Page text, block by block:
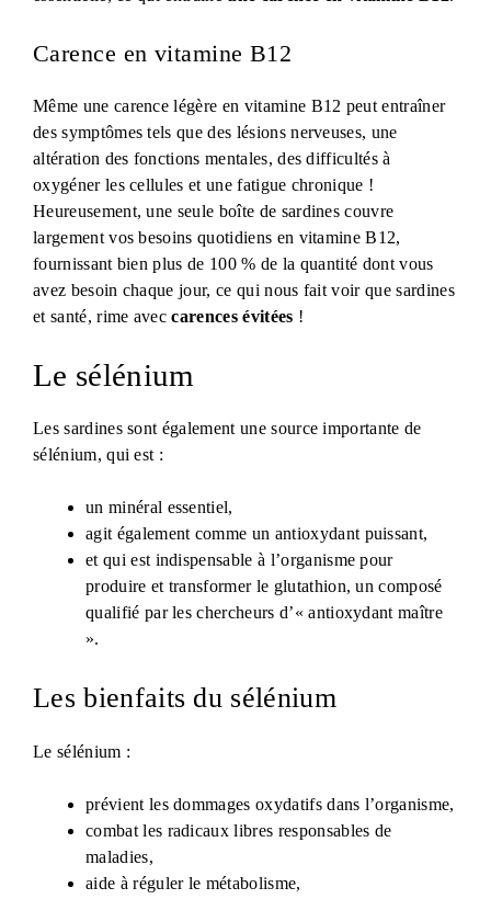
Carence en vitamine B12
Même une carence légère en vitamine B12 peut entraîner
des symptômes tels que des lésions nerveuses, une
altération des fonctions mentales, des difficultés à
oxygéner les cellules et une fatigue chronique !
Heureusement, une seule boîte de sardines couvre
largement vos besoins quotidiens en vitamine B12,
fournissant bien plus de 100 % de la quantité dont vous
avez besoin chaque jour, ce qui nous fait voir que sardines
et santé, rime aveccarences évitées !
Le sélénium
Les sardines sont également une source importante de
sélénium, qui est :
un minéral essentiel,
agit également comme un antioxydant puissant,
et qui est indispensable à l’organisme pour
produire et transformer le glutathion, un composé
qualifié par les chercheurs d’« antioxydant maître
».
Les bienfaits du sélénium
Le sélénium :
prévient les dommages oxydatifs dans l’organisme,
combat les radicaux libres responsables de
maladies,
aide à réguler le métabolisme,